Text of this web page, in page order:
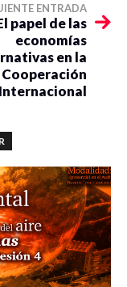
ENTRADA
papel de las
economías
en la
Cooperación
Internacional